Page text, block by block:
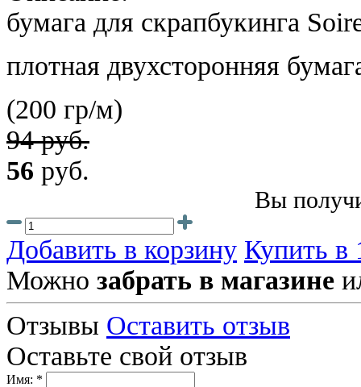
бумага для скрапбукинга
плотная двухсторонняя
(200 гр/м)
94 руб.
56 руб.
Вы
Добавить в корзину Купить в
Можно забрать в магазине
Отзывы Оставить отзыв
Оставьте свой отзыв
Имя: *